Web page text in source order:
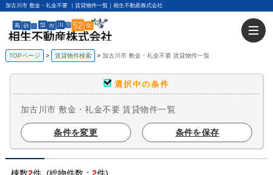
加古川市 敷金・礼金不要 ｜賃貸物件一覧｜相生不動産株式会社
TOPページ 賃貸物件検索 加古川市 敷金・礼金不要 賃貸物件一覧
選択中の条件
加古川市 敷金・礼金不要 賃貸物件一覧
条件を変更 条件を保存